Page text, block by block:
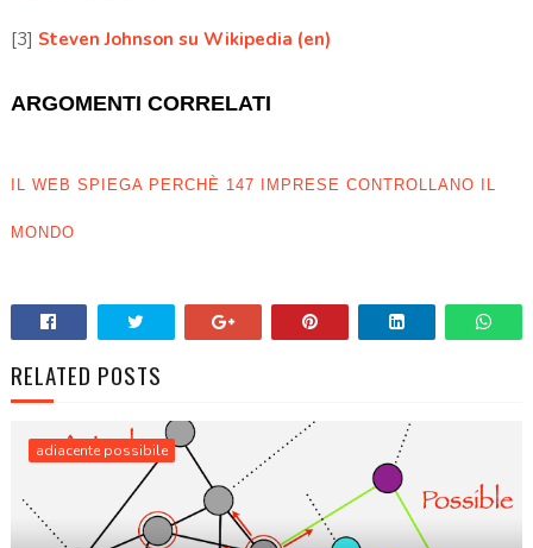
[3] Steven Johnson su Wikipedia (en)
ARGOMENTI CORRELATI
IL WEB SPIEGA PERCHÈ 147 IMPRESE CONTROLLANO IL
MONDO
RELATED POSTS
adiacente possibile